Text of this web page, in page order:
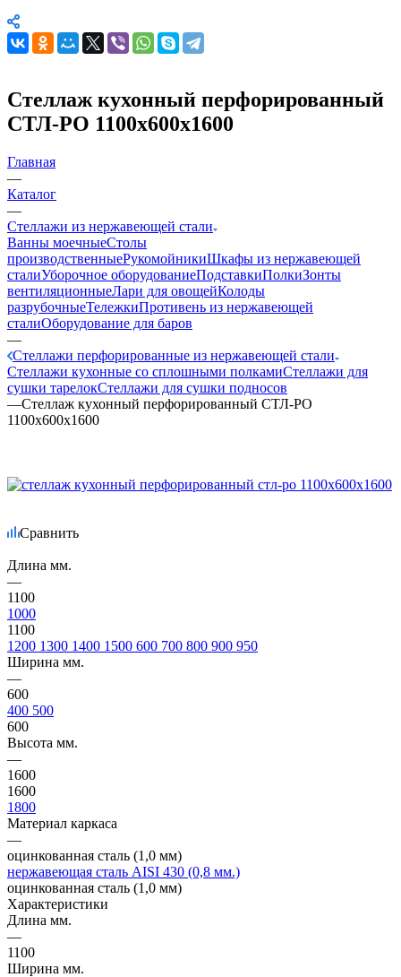
Стеллаж кухонный перфорированный
СТЛ-РО 1100х600х1600
Главная
—
Каталог
—
Стеллажи из нержавеющей стали
Ванны моечныеСтолы
производственныеРукомойникиШкафы из нержавеющей
сталиУборочное оборудованиеПодставкиПолкиЗонты
вентиляционныеЛари для овощейКолоды
разрубочныеТележкиПротивень из нержавеющей
сталиОборудование для баров
—
Стеллажи перфорированные из нержавеющей стали
Стеллажи кухонные со сплошными полкамиСтеллажи для
сушки тарелокСтеллажи для сушки подносов
—Стеллаж кухонный перфорированный СТЛ-РО
1100х600х1600
Сравнить
Длина мм.
—
1100
1000
1100
1200 1300 1400 1500 600 700 800 900 950
Ширина мм.
—
600
400 500
600
Высота мм.
—
1600
1600
1800
Материал каркаса
—
оцинкованная сталь (1,0 мм)
нержавеющая сталь AISI 430 (0,8 мм.)
оцинкованная сталь (1,0 мм)
Характеристики
Длина мм.
—
1100
Ширина мм.